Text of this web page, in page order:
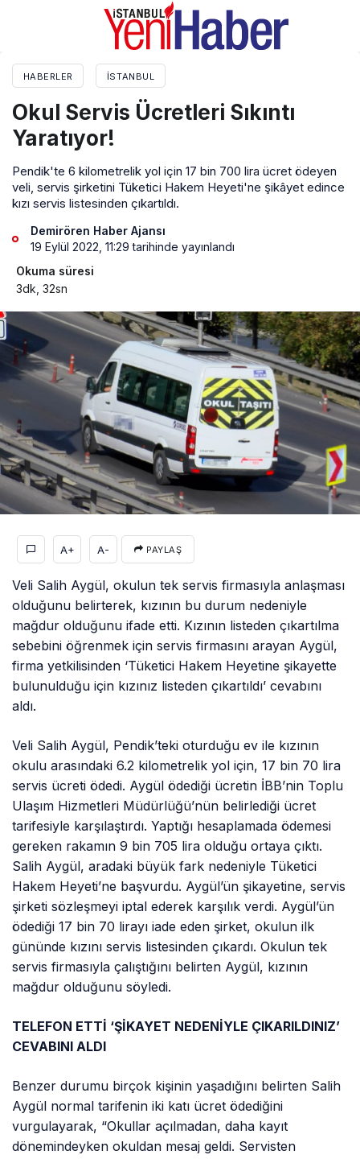
HABERLER İSTANBUL
Okul Servis Ücretleri Sıkıntı
Yaratıyor!
Pendik'te 6 kilometrelik yol için 17 bin 700 lira ücret ödeyen
veli, servis şirketini Tüketici Hakem Heyeti'ne şikâyet edince
kızı servis listesinden çıkartıldı.
Demirören Haber Ajansı
19 Eylül 2022, 11:29 tarihinde yayınlandı
Okuma süresi
3dk, 32sn
A+ A- PAYLAŞ
Veli Salih Aygül, okulun tek servis firmasıyla anlaşması
olduğunu belirterek, kızının bu durum nedeniyle
mağdur olduğunu ifade etti. Kızının listeden çıkartılma
sebebini öğrenmek için servis firmasını arayan Aygül,
firma yetkilisinden ‘Tüketici Hakem Heyetine şikayette
bulunulduğu için kızınız listeden çıkartıldı’ cevabını
aldı.
Veli Salih Aygül, Pendik’teki oturduğu ev ile kızının
okulu arasındaki 6.2 kilometrelik yol için, 17 bin 70 lira
servis ücreti ödedi. Aygül ödediği ücretin İBB’nin Toplu
Ulaşım Hizmetleri Müdürlüğü’nün belirlediği ücret
tarifesiyle karşılaştırdı. Yaptığı hesaplamada ödemesi
gereken rakamın 9 bin 705 lira olduğu ortaya çıktı.
Salih Aygül, aradaki büyük fark nedeniyle Tüketici
Hakem Heyeti’ne başvurdu. Aygül’ün şikayetine, servis
şirketi sözleşmeyi iptal ederek karşılık verdi. Aygül’ün
ödediği 17 bin 70 lirayı iade eden şirket, okulun ilk
gününde kızını servis listesinden çıkardı. Okulun tek
servis firmasıyla çalıştığını belirten Aygül, kızının
mağdur olduğunu söyledi.
TELEFON ETTİ ‘ŞİKAYET NEDENİYLE ÇIKARILDINIZ’
CEVABINI ALDI
Benzer durumu birçok kişinin yaşadığını belirten Salih
Aygül normal tarifenin iki katı ücret ödediğini
vurgulayarak, “Okullar açılmadan, daha kayıt
dönemindeyken okuldan mesaj geldi. Servisten